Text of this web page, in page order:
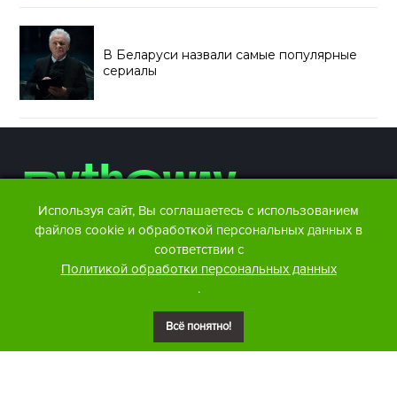
В Беларуси назвали самые популярные
сериалы
Контакты редакции:
Facebook
Youtube
Используя сайт, Вы соглашаетесь с использованием
файлов cookie и обработкой персональных данных в
соответствии с
Политикой обработки персональных данных
.
Всё понятно!